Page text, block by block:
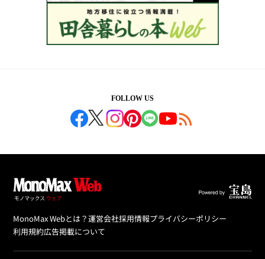
FOLLOW US
MonoMax Webとは？運営会社採用情報プライバシーポリシー
利用規約広告掲載について